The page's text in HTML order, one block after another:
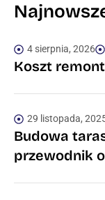
4 sierpnia, 2026
Koszt
29 listopada,
Budowa
przewodnik